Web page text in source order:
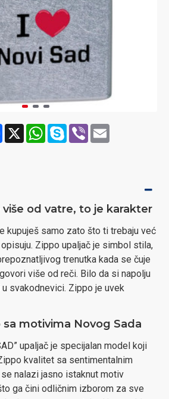
Facebook
X WhatsApp
SkypeViberEmail
više od vatre, to je karakter
kupuješ samo zato što ti trebaju već
Zippo upaljač je simbol stila,
trenutka kada se čuje
više od reči. Bilo da si napolju
u svakodnevici. Zippo je uvek
sa motivima Novog Sada
upaljač je specijalan model koji
kvalitet sa sentimentalnim
nalazi jasno istaknut motiv
ga čini odličnim izborom za sve